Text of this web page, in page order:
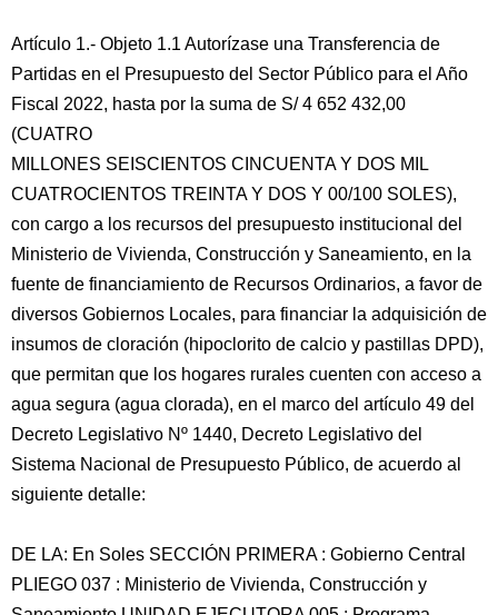
Artículo 1.- Objeto 1.1 Autorízase una Transferencia de
Partidas en el Presupuesto del Sector Público para el Año
Fiscal 2022, hasta por la suma de S/ 4 652 432,00
(CUATRO
MILLONES SEISCIENTOS CINCUENTA Y DOS MIL
CUATROCIENTOS TREINTA Y DOS Y 00/100 SOLES),
con cargo a los recursos del presupuesto institucional del
Ministerio de Vivienda, Construcción y Saneamiento, en la
fuente de financiamiento de Recursos Ordinarios, a favor de
diversos Gobiernos Locales, para financiar la adquisición de
insumos de cloración (hipoclorito de calcio y pastillas DPD),
que permitan que los hogares rurales cuenten con acceso a
agua segura (agua clorada), en el marco del artículo 49 del
Decreto Legislativo Nº 1440, Decreto Legislativo del
Sistema Nacional de Presupuesto Público, de acuerdo al
siguiente detalle:
DE LA: En Soles SECCIÓN PRIMERA : Gobierno Central
PLIEGO 037 : Ministerio de Vivienda, Construcción y